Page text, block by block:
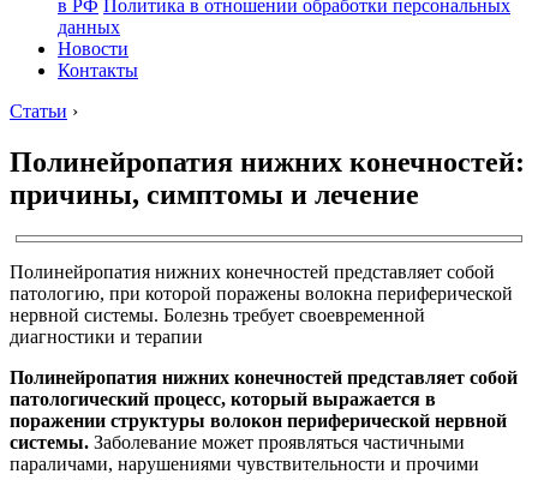
в РФ Политика в отношении обработки персональных
данных
Новости
Контакты
Статьи ›
Полинейропатия нижних конечностей:
причины, симптомы и лечение
Полинейропатия нижних конечностей представляет собой
патологию, при которой поражены волокна периферической
нервной системы. Болезнь требует своевременной
диагностики и терапии
Полинейропатия нижних конечностей представляет собой
патологический процесс, который выражается в
поражении структуры волокон периферической нервной
системы. Заболевание может проявляться частичными
параличами, нарушениями чувствительности и прочими